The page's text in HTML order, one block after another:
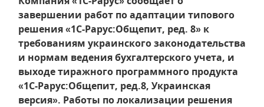
завершении работ по адаптации типового
решения «1С-Рарус:Общепит, ред. 8» к
требованиям украинского законодательства
и нормам ведения бухгалтерского учета, и
выходе тиражного программного продукта
«1С-Рарус:Общепит, ред.8, Украинская
версия». Работы по локализации решения